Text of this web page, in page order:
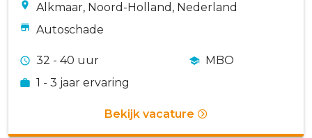
Alkmaar, Noord-Holland, Nederland
Autoschade
32 - 40 uur
MBO
1 - 3 jaar ervaring
Bekijk vacature